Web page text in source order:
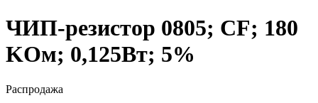
ЧИП-резистор 0805; CF; 180
KОм; 0,125Вт; 5%
Распродажа